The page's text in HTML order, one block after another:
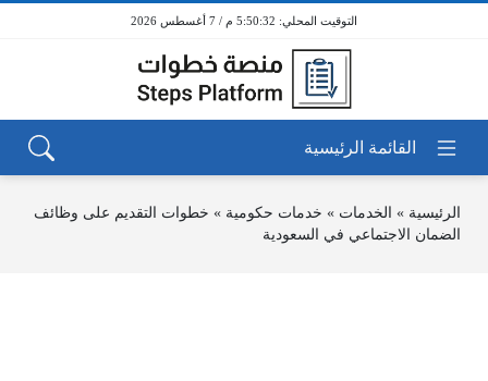
5:50:32 م / 7 أغسطس 2026
الرئيسية » الخدمات » خدمات حكومية » خطوات التقديم على وظائف
الضمان الاجتماعي في السعودية